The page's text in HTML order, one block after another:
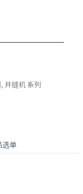
, 并缝机 系列
选单